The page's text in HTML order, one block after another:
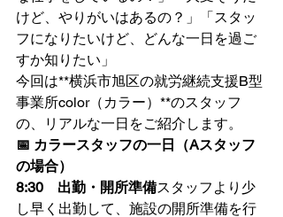
けど、やりがいはあるの？」「スタッ
フになりたいけど、どんな一日を過ご
すか知りたい」
今回は**横浜市旭区の就労継続支援B型
事業所color（カラー）**のスタッフ
の、リアルな一日をご紹介します。
📅 カラースタッフの一日（Aスタッフ
の場合）
8:30　出勤・開所準備スタッフより少
し早く出勤して、施設の開所準備を行